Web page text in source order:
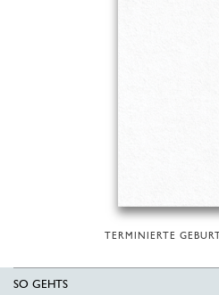
TERMINIERTE
SO GEHTS